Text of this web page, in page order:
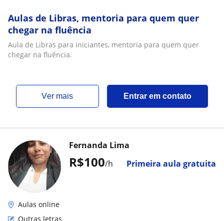
Aulas de Libras, mentoria para quem quer
chegar na fluência
Aula de Libras para iniciantes, mentoria para quem quer
chegar na fluência.
ver mais Entrar em contato
R$100/h Primeira aula gratuita
Fernanda Lima
Aulas online
Outras letras